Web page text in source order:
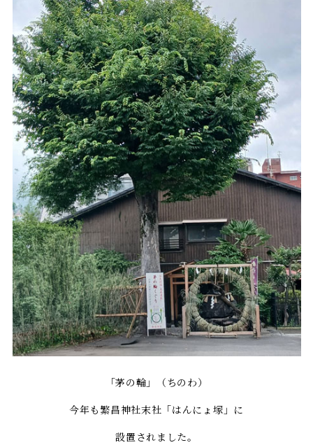
「茅の輪」（ちのわ）
今年も繁昌神社末社「はんにょ塚」に
設置されました。